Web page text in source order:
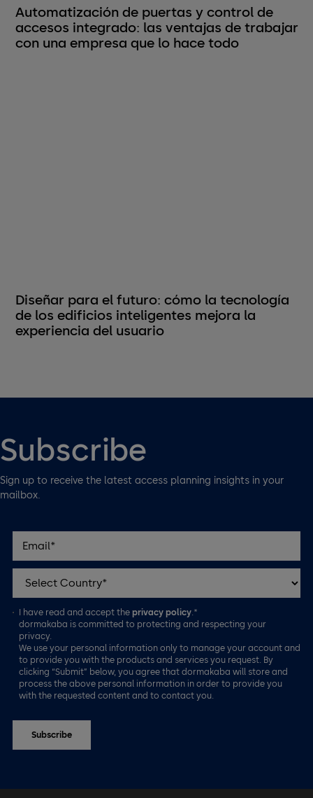
Automatización de puertas y control de
accesos integrado: las ventajas de trabajar
con una empresa que lo hace todo
Diseñar para el futuro: cómo la tecnología
de los edificios inteligentes mejora la
experiencia del usuario
Subscribe
Sign up to receive the latest access planning insights in your
mailbox.
I have read and accept theprivacy policy.*
dormakaba is committed to protecting and respecting your
privacy.
We use your personal information only to manage your account and
to provide you with the products and services you request. By
clicking “Submit” below, you agree that dormakaba will store and
process the above personal information in order to provide you
with the requested content and to contact you.